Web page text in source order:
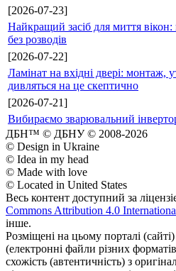
[2026-07-23]
Найкращий засіб для миття вікон:
без розводів
[2026-07-22]
Ламінат на вхідні двері: монтаж,
дивляться на це скептично
[2026-07-21]
Вибираємо зварювальний
ДБН™ © ДБНУ © 2008-2026
© Design in Ukraine
© Idea in my head
© Made with love
© Located in United States
Весь контент доступний за
Commons Attribution 4.0
інше.
Розміщені на цьому порталі
(електронні файли різних
схожість (автентичність) з